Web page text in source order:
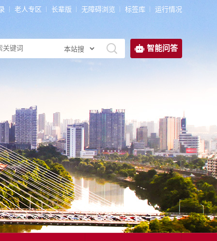
老人专区 长辈版 无障碍浏览 标签库 运行情况
智能问答